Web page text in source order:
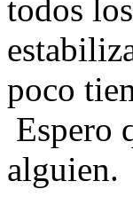
todos
poco
Espero
alguien.